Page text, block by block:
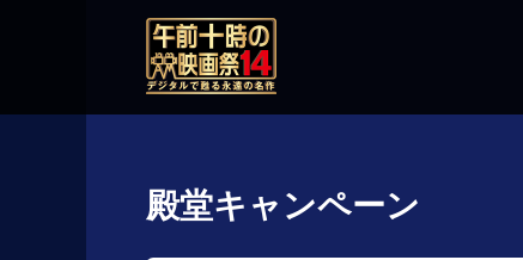
殿堂キャンペーン